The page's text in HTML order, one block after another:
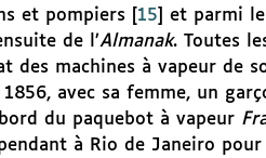
et pompiers
15 et parmi
de l’Almanak. Toutes
des machines à vapeur de
avec sa femme, un
du paquebot à vapeur
à Rio de Janeiro